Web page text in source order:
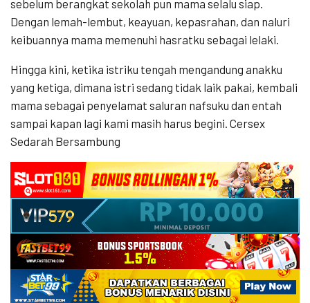
sebelum berangkat sekolah pun mama selalu siap.
Dengan lemah-lembut, keayuan, kepasrahan, dan naluri
keibuannya mama memenuhi hasratku sebagai lelaki.
Hingga kini, ketika istriku tengah mengandung anakku
yang ketiga, dimana istri sedang tidak laik pakai, kembali
mama sebagai penyelamat saluran nafsuku dan entah
sampai kapan lagi kami masih harus begini. Cersex
Sedarah Bersambung